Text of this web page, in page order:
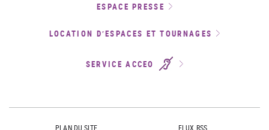
ESPACE PRESSE
LOCATION D’ESPACES ET TOURNAGES
SERVICE ACCEO
PLAN DU SITE FLUX RSS